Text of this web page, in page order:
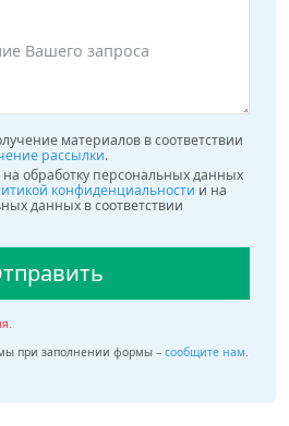
материалов в соответствии
рассылки.
на обработку персональных данных
конфиденциальности и на
данных в соответствии
при заполнении формы – сообщите нам